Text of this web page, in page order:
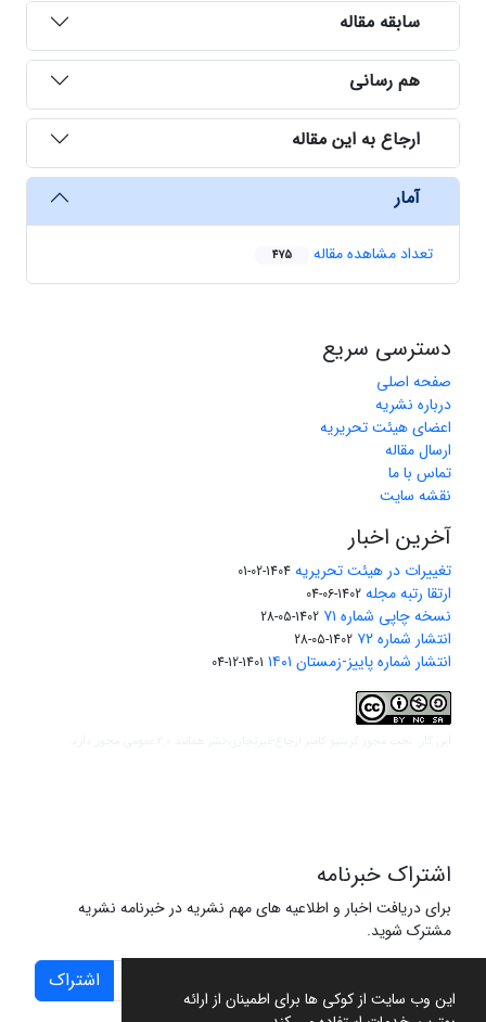
این وب سایت از کوکی ها برای اطمینان از ارائه
سابقه مقاله
هم رسانی
ارجاع به این مقاله
آمار
تعداد مشاهده مقاله 475
دسترسی سریع
صفحه اصلی
درباره نشریه
اعضای هیئت تحریریه
ارسال مقاله
تماس با ما
نقشه سایت
آخرین اخبار
تغییرات در هیئت تحریریه 1404-02-01
ارتقا رتبه مجله 1402-06-04
نسخه چاپی شماره ۷۱ 1402-05-28
انتشار شماره ۷۲ 1402-05-28
انتشار شماره پاییز-زمستان ۱۴۰۱ 1401-12-04
اشتراک خبرنامه
برای دریافت اخبار و اطلاعیه های مهم نشریه در خبرنامه نشریه
مشترک شوید.
اشتراک